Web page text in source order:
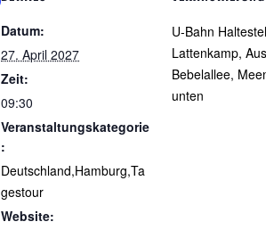
Datum:
27. April 2027
Zeit:
09:30
Veranstaltungskategorie
:
Deutschland,Hamburg,Ta
gestour
Website:
U-Bahn
Lattenkamp,
Bebelallee,
unten